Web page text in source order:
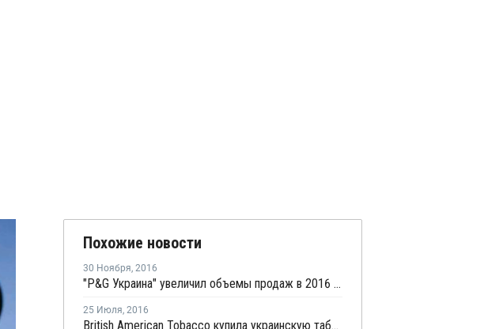
Похожие новости
30 Ноября, 2016
"P&G Украина" увеличил объемы продаж в 2016 году
25 Июля, 2016
British American Tobacco купила украинскую табачную фабрику "В.А.Т.-Прилуки"